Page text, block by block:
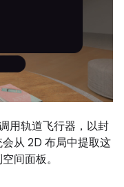
用轨道飞行器，以封
从 2D 布局中提取这
间面板。